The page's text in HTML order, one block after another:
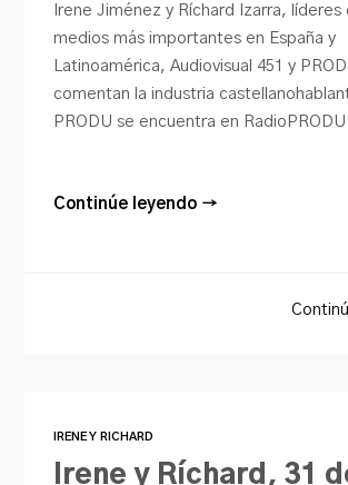
Irene Jiménez y Ríchard Izarra, líderes
medios más importantes en España y
Latinoamérica, Audiovisual 451 y
comentan la industria
PRODU se encuentra en
Continúe leyendo →
IRENE Y RICHARD
Irene y Ríchard, 31